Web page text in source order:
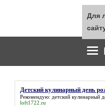
содержимому
Детский кулинарный день
Рекомендую: детский кулинарный
loft1722.ru
Для